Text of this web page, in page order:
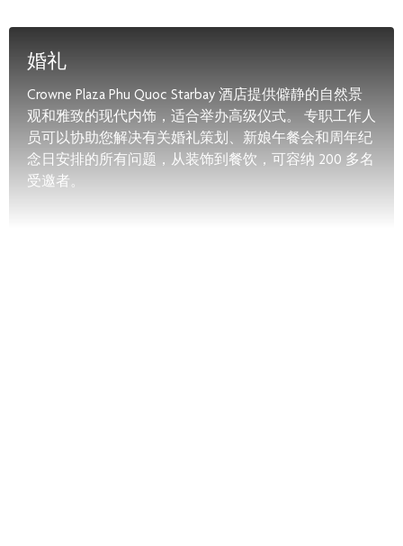
婚礼
Crowne Plaza Phu Quoc Starbay 酒店提供僻静的自然景
观和雅致的现代内饰，适合举办高级仪式。 专职工作人
员可以协助您解决有关婚礼策划、新娘午餐会和周年纪
念日安排的所有问题，从装饰到餐饮，可容纳 200 多名
受邀者。